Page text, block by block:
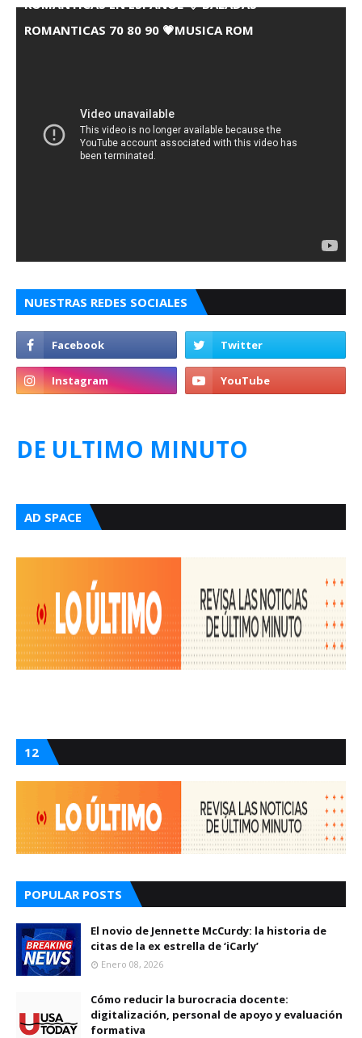
ROMANTICAS EN ESPANOL 💘 BALADAS
ROMANTICAS 70 80 90 💗MUSICA ROM
NUESTRAS REDES SOCIALES
DE ULTIMO MINUTO
AD SPACE
12
POPULAR POSTS
El novio de Jennette McCurdy: la historia de
citas de la ex estrella de ‘iCarly’
Enero 08, 2026
Cómo reducir la burocracia docente:
digitalización, personal de apoyo y evaluación
formativa